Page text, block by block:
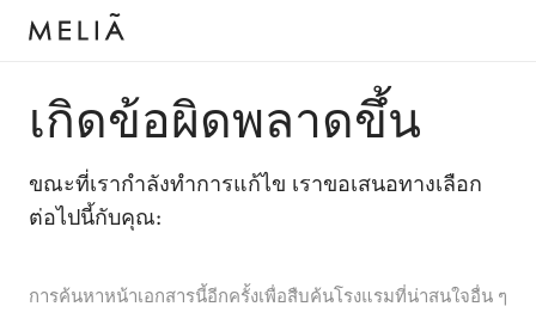
เกิดข้อผิดพลาดขึ้น
ขณะที่เรากำลังทำการแก้ไข เราขอเสนอทางเลือก
ต่อไปนี้กับคุณ:
การค้นหาหน้าเอกสารนี้อีกครั้งเพื่อสืบค้นโรงแรมที่น่าสนใจอื่น ๆ